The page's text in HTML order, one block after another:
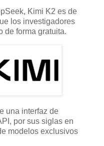
Kimi K2 es de
los investigadores
de forma gratuita.
una interfaz de
por sus siglas en
modelos exclusivos